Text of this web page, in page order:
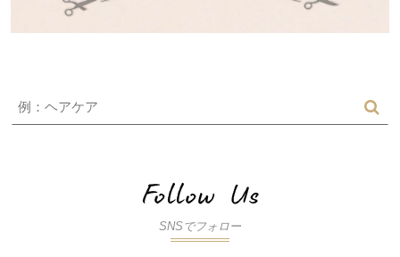
SNSでフォロー